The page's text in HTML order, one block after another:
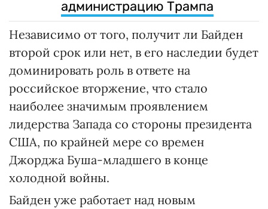
администрацию Трампа
Независимо от того, получит ли Байден
второй срок или нет, в его наследии будет
доминировать роль в ответе на
российское вторжение, что стало
наиболее значимым проявлением
лидерства Запада со стороны президента
США, по крайней мере со времен
Джорджа Буша-младшего в конце
холодной войны.
Байден уже работает над новым